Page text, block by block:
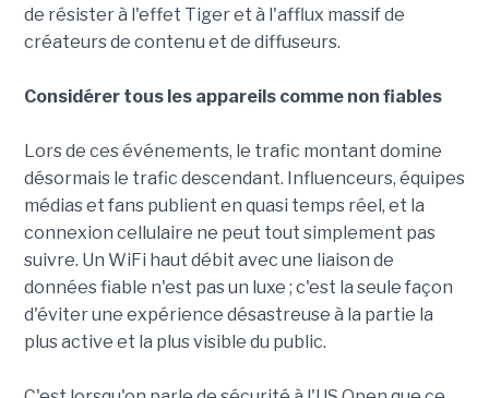
de résister à l'effet Tiger et à l'afflux massif de
créateurs de contenu et de diffuseurs.
Considérer tous les appareils comme non fiables
Lors de ces événements, le trafic montant domine
désormais le trafic descendant. Influenceurs, équipes
médias et fans publient en quasi temps réel, et la
connexion cellulaire ne peut tout simplement pas
suivre. Un WiFi haut débit avec une liaison de
données fiable n'est pas un luxe ; c'est la seule façon
d'éviter une expérience désastreuse à la partie la
plus active et la plus visible du public.